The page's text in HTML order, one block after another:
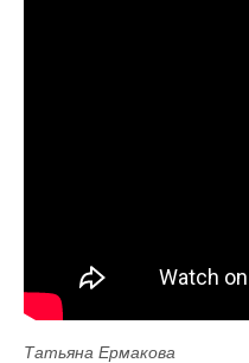
Татьяна Ермакова